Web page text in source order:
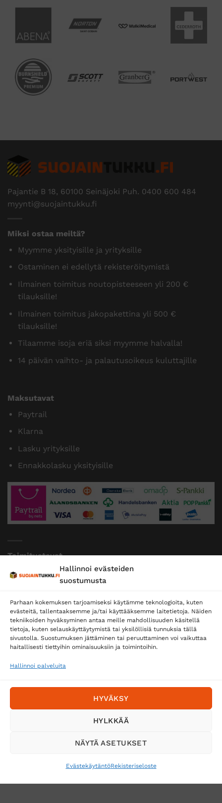
Hallinnoi evästeiden
suostumusta
Parhaan kokemuksen tarjoamiseksi käytämme teknologioita, kuten
evästeitä, tallentaaksemme ja/tai käyttääksemme laitetietoja. Näiden
tekniikoiden hyväksyminen antaa meille mahdollisuuden käsitellä
tietoja, kuten selauskäyttäytymistä tai yksilöllisiä tunnuksia tällä
sivustolla. Suostumuksen jättäminen tai peruuttaminen voi vaikuttaa
haitallisesti tiettyihin ominaisuuksiin ja toimintoihin.
Hallinnoi palveluita
HYVÄKSY
HYLKKÄÄ
NÄYTÄ ASETUKSET
EvästekäytäntöRekisteriseloste
Pajantie B 18, 60100 Seinäjoki Puh. 0400 600 484
myynti@suojaintukku.fi
Miksi ostaa meiltä?
Myymme yksityisille ja yrityksille
Ostaminen ei edellytä rekisteröitymistä
Ilmainen toimitus noutopisteeseen yli 200 €
tilauksille!
Ilmainen toimitus jakopakettina yli 500 €
tilauksille!
Tilaamme isoja eriä siksi myymme halvalla!
14 päivän vaihto- ja palautusoikeus kuluttajille
Maksutavat
Paytrail
Klarna
Lasku yrityksille
Ennakkolasku yksityisille
Toimitustavat
Posti
Postnord
Tilaa uutiskirje ja saat erikoisalennuksia